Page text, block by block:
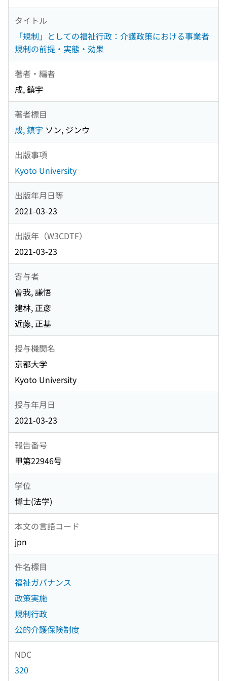
タイトル
「規制」としての福祉行政：介護政策における事業者
規制の前提・実態・効果
著者・編者
成, 鎮宇
著者標目
成, 鎮宇 ソン, ジンウ
出版事項
Kyoto University
出版年月日等
2021-03-23
出版年（W3CDTF）
2021-03-23
寄与者
曽我, 謙悟
建林, 正彦
近藤, 正基
授与機関名
京都大学
Kyoto University
授与年月日
2021-03-23
報告番号
甲第22946号
学位
博士(法学)
本文の言語コード
jpn
件名標目
福祉ガバナンス
政策実施
規制行政
公的介護保険制度
NDC
320